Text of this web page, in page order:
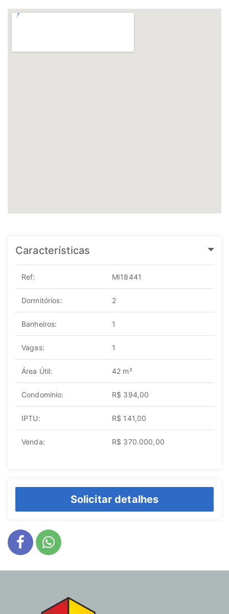
Características
Ref: MI18441
Dormitórios: 2
Banheiros: 1
Vagas: 1
Área Útil: 42 m²
Condomínio: R$ 394,00
IPTU: R$ 141,00
Venda: R$ 370.000,00
Solicitar detalhes